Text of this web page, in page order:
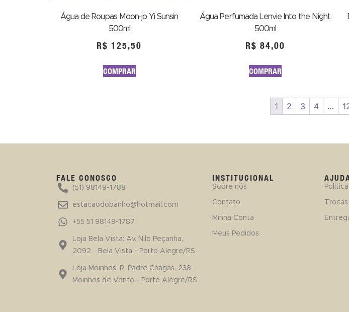
Água de Roupas Moon-jo Yi Sunsin
500ml
R$ 125,50
COMPRAR
Água Perfumada Lenvie Into the Night
500ml
R$ 84,00
COMPRAR
1 2 3 4 …
FALE CONOSCO
(51) 98149-1788
estacaodobanho@hotmail.com
+55 51 98149-1787
Loja Bela Vista: Av. Nilo Peçanha,
2092 - Bela Vista - Porto Alegre/RS
Loja Moinhos: R. Padre Chagas, 238 -
Moinhos de Vento - Porto Alegre/RS
INSTITUCIONAL
Sobre nós
Contato
Minha Conta
Meus Pedidos